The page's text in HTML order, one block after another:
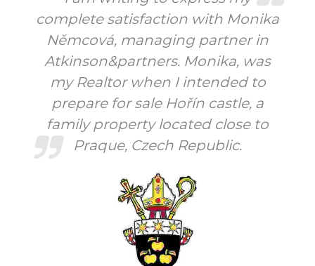
complete satisfaction with Monika
Němcová, managing partner in
Atkinson&partners. Monika, was
my Realtor when I intended to
prepare for sale Hořín castle, a
family property located close to
Praque, Czech Republic.